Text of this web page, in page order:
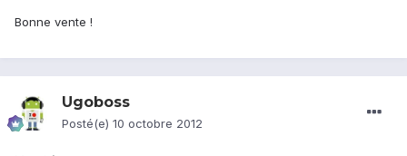
Bonne vente !
Ugoboss
Posté(e) 10 octobre 2012